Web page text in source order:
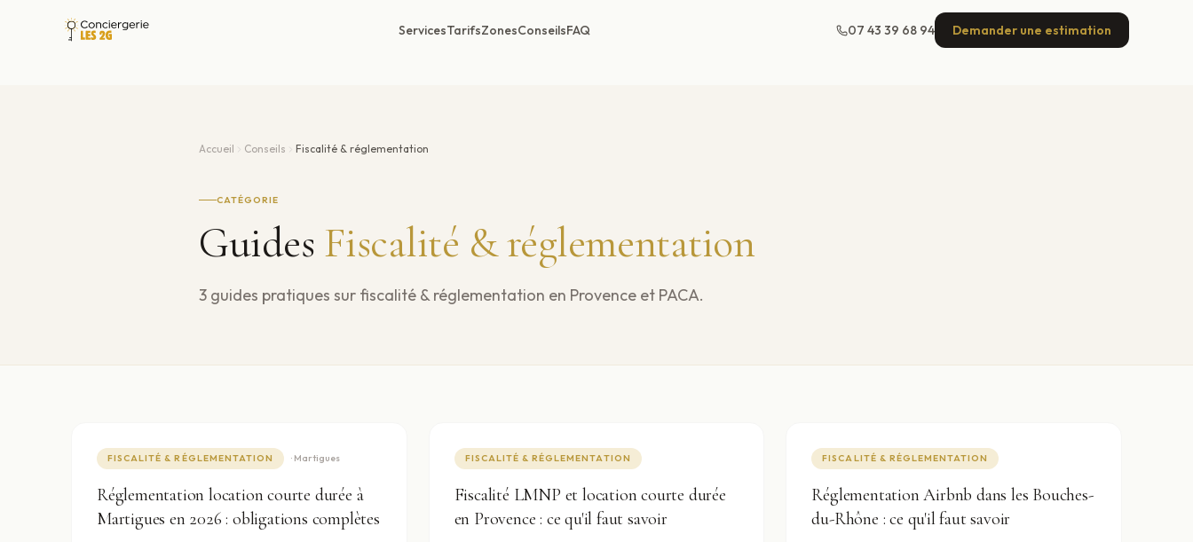
ServicesTarifsZonesConseilsFAQ 07 43 39 68 94 Demander une estimation
Accueil Conseils Fiscalité & réglementation
CATÉGORIE
Guides Fiscalité & réglementation
3 guides pratiques sur fiscalité & réglementation en Provence et PACA.
FISCALITÉ & RÉGLEMENTATION · Martigues
Réglementation location courte durée à
Martigues en 2026 : obligations complètes
FISCALITÉ & RÉGLEMENTATION
Fiscalité LMNP et location courte durée
en Provence : ce qu'il faut savoir
FISCALITÉ & RÉGLEMENTATION
Réglementation Airbnb dans les Bouches-
du-Rhône : ce qu'il faut savoir